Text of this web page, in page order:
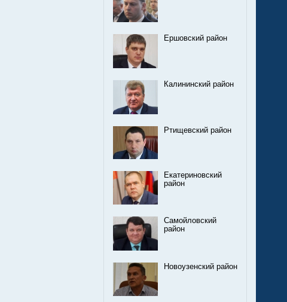
Ершовский район
Калининский район
Ртищевский район
Екатериновский
район
Самойловский
район
Новоузенский район